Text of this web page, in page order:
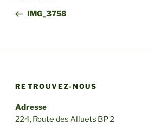
l’article
précédent
IMG_3758
RETROUVEZ-NOUS
Adresse
224, Route des Alluets BP 2